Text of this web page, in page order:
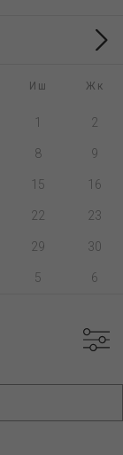
Иш Жк
1 2
8 9
15 16
22 23
29 30
5 6